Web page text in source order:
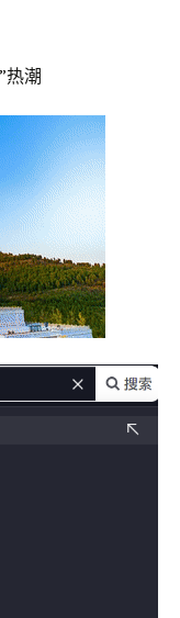
热潮